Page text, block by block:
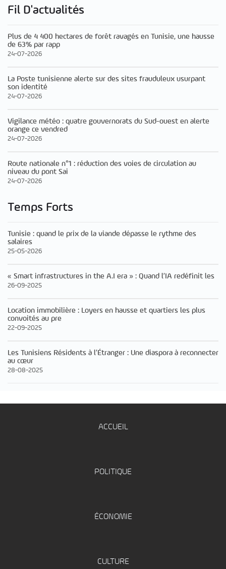
Fil D'actualités
Plus de 4 400 hectares de forêt ravagés en Tunisie, une hausse
de 63% par rapp
24-07-2026
La Poste tunisienne alerte sur des sites frauduleux usurpant
son identité
24-07-2026
Vigilance météo : quatre gouvernorats du Sud-ouest en alerte
orange ce vendred
24-07-2026
Route nationale n°1 : réduction des voies de circulation au
niveau du pont Sai
24-07-2026
Temps Forts
Tunisie : quand le prix de la viande dépasse le rythme des
salaires
25-05-2026
« Smart infrastructures in the A.I era » : Quand l’IA redéfinit les
26-09-2025
Location immobilière : Loyers en hausse et quartiers les plus
convoités au pre
22-09-2025
Les Tunisiens Résidents à l’Étranger : Une diaspora à reconnecter
au cœur
28-08-2025
ACCUEIL
POLITIQUE
ÉCONOMIE
CULTURE